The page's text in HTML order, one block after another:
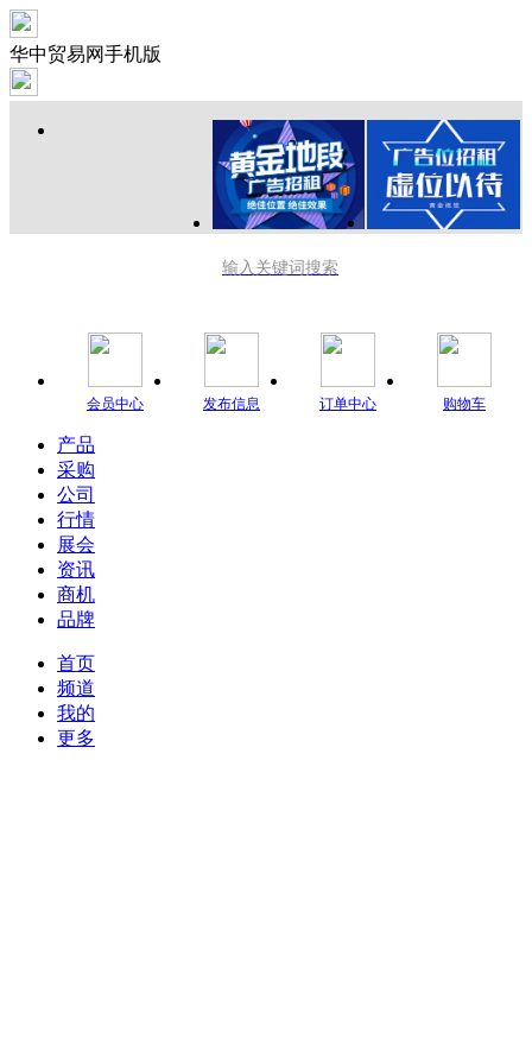
华中贸易网手机版
输入关键词搜索
会员中心 发布信息 订单中心 购物车
产品
采购
公司
行情
展会
资讯
商机
品牌
首页
频道
我的
更多